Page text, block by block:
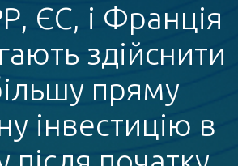
ЄС, і Франція
здійснити
пряму
інвестицію в